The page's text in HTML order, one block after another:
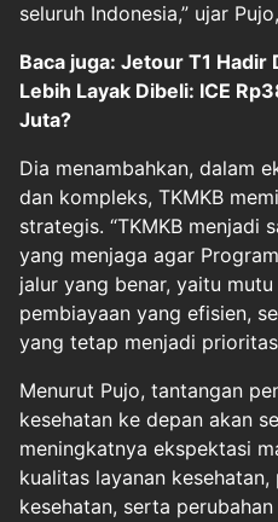
seluruh Indonesia,” ujar
Baca juga: Jetour T1 Hadir
Lebih Layak Dibeli: ICE
Juta?
Dia menambahkan, dalam
dan kompleks, TKMKB
strategis. “TKMKB menjadi
yang menjaga agar
jalur yang benar, yaitu
pembiayaan yang efisien,
yang tetap menjadi
Menurut Pujo, tantangan
kesehatan ke depan akan
meningkatnya ekspektasi
kualitas layanan
kesehatan, serta